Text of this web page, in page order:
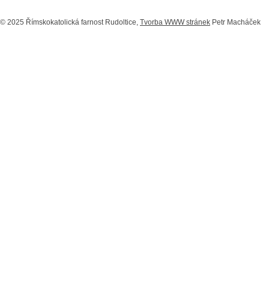
© 2025 Římskokatolická farnost Rudoltice, Tvorba WWW stránek Petr Macháček